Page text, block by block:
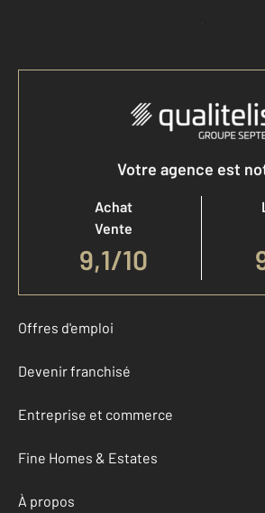
Accéder à mon
Votre agence est
Achat
Vente
9,1/10
Offres d'emploi
Devenir franchisé
Entreprise et commerce
Fine Homes & Estates
À propos